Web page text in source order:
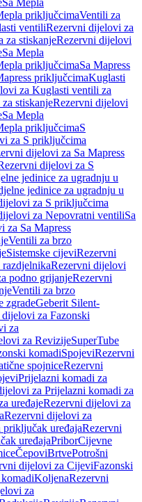
Sa Mepla
priključcimaVentili za
ventiliRezervni dijelovi za
za stiskanjeRezervni dijelovi
Sa Mepla
priključcimaSa Mapress
priključcimaKuglasti
za Kuglasti ventili za
stiskanjeRezervni dijelovi
Sa Mepla
priključcimaS
za S priključcima
dijelovi za Sa Mapress
dijelovi za S
jedinice za ugradnju u
jedinice za ugradnju u
za S priključcima
za Nepovratni ventiliSa
za Sa Mapress
Ventili za brzo
Sistemske cijeviRezervni
Rezervni dijelovi
podno grijanjeRezervni
Ventili za brzo
zgradeGeberit Silent-
za Fazonski
za
za RevizijeSuperTube
komadiSpojeviRezervni
spojniceRezervni
Prijelazni komadi za
za Prijelazni komadi za
uređajeRezervni dijelovi za
Rezervni dijelovi za
priključak uređajaRezervni
uređajaPriborCijevne
ČepoviBrtvePotrošni
dijelovi za CijeviFazonski
KoljenaRezervni
za